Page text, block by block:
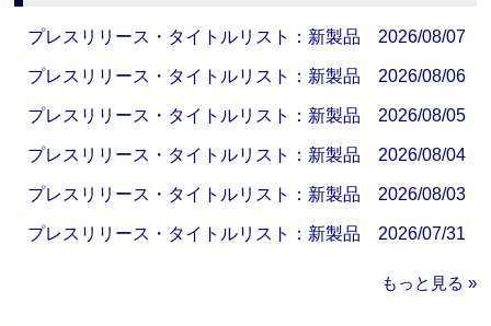
プレスリリース・タイトルリスト：新製品 2026/08/07
プレスリリース・タイトルリスト：新製品 2026/08/06
プレスリリース・タイトルリスト：新製品 2026/08/05
プレスリリース・タイトルリスト：新製品 2026/08/04
プレスリリース・タイトルリスト：新製品 2026/08/03
プレスリリース・タイトルリスト：新製品 2026/07/31
もっと見る »